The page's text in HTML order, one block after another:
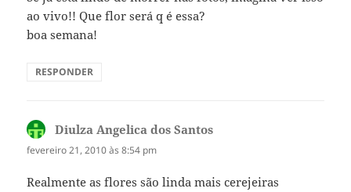
ao vivo!! Que flor será q é essa?
boa semana!
RESPONDER
Diulza Angelica dos Santos
fevereiro 21, 2010 às 8:54 pm
Realmente as flores são linda mais cerejeiras